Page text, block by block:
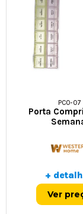
PCO-07
Porta
+
Ver